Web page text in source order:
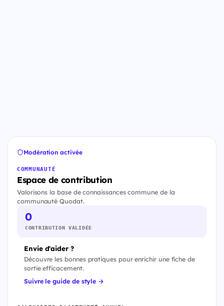
Modération activée
COMMUNAUTÉ
Espace de contribution
Valorisons la base de connaissances commune de la
communauté Quodat.
0
CONTRIBUTION VALIDÉE
Envie d'aider ?
Découvre les bonnes pratiques pour enrichir une fiche de
sortie efficacement.
Suivre le guide de style →